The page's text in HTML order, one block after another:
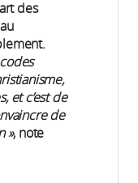
des
et c’est de
de
», note